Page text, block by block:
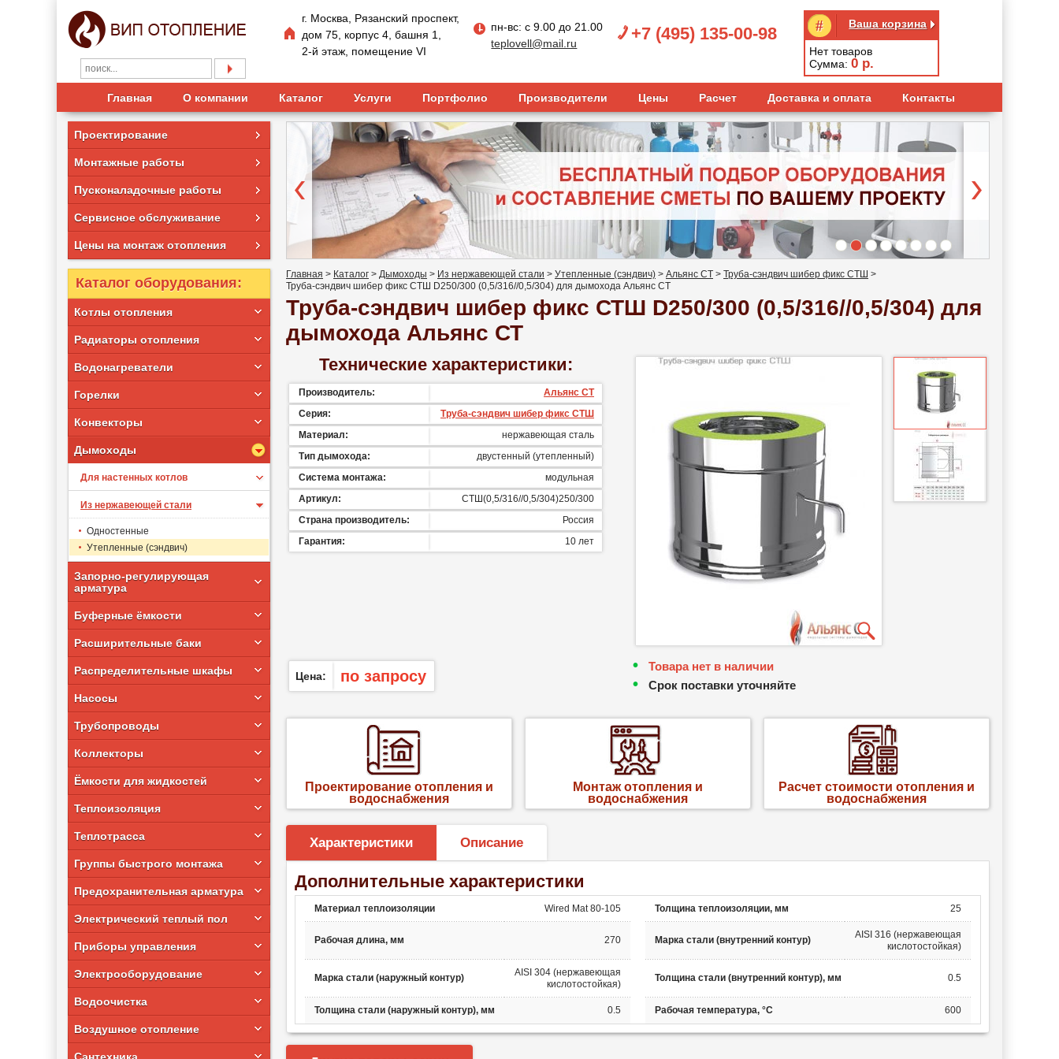
г. Москва, Рязанский проспект,
дом 75, корпус 4, башня 1,
2-й этаж, помещение VI
пн-вс: с 9.00 до 21.00
teplovell@mail.ru
+7 (495) 135-00-98 Ваша корзина
Нет товаров
Сумма:0 р.
Главная О компании Каталог Услуги Портфолио Производители Цены Расчет Доставка и оплата Контакты
Проектирование
Монтажные работы
Пусконаладочные работы
Сервисное обслуживание
Цены на монтаж отопления
Каталог оборудования:
Котлы отопления
Радиаторы отопления
Водонагреватели
Горелки
Конвекторы
Дымоходы
Для настенных котлов
Из нержавеющей стали
Одностенные
Утепленные (сэндвич)
Запорно-регулирующая
арматура
Буферные ёмкости
Расширительные баки
Распределительные шкафы
Насосы
Трубопроводы
Коллекторы
Ёмкости для жидкостей
Теплоизоляция
Теплотрасса
Группы быстрого монтажа
Предохранительная арматура
Электрический теплый пол
Приборы управления
Электрооборудование
Водоочистка
Воздушное отопление
Главная > Каталог > Дымоходы > Из нержавеющей стали > Утепленные (сэндвич) > Альянс СТ > Труба-сэндвич шибер фикс СТШ >
Труба-сэндвич шибер фикс СТШ D250/300 (0,5/316//0,5/304) для дымохода Альянс СТ
Труба-сэндвич шибер фикс СТШ D250/300 (0,5/316//0,5/304) для
дымохода Альянс СТ
Технические характеристики:
Производитель:
Альянс СТ
Серия:
Труба-сэндвич шибер фикс СТШ
Материал:
нержавеющая сталь
Тип дымохода:
двустенный (утепленный)
Система монтажа:
модульная
Артикул:
СТШ(0,5/316//0,5/304)250/300
Страна производитель:
Россия
Гарантия:
10 лет
Цена: по запросу
Товара нет в наличии
Срок поставки уточняйте
Проектирование отопления и
водоснабжения
Монтаж отопления и
водоснабжения
Расчет стоимости отопления и
водоснабжения
Характеристики Описание
Дополнительные характеристики
Материал теплоизоляции Wired Mat 80-105 Толщина теплоизоляции, мм 25
Рабочая длина, мм 270 Марка стали (внутренний контур)
AISI 316 (нержавеющая
кислотостойкая)
Марка стали (наружный контур)
AISI 304 (нержавеющая
кислотостойкая)
Толщина стали (внутренний контур), мм 0.5
Толщина стали (наружный контур), мм 0.5 Рабочая температура, °C 600